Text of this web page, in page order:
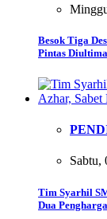
Besok Tiga
Pintas
Sabtu,
Tim Syarhil
Dua